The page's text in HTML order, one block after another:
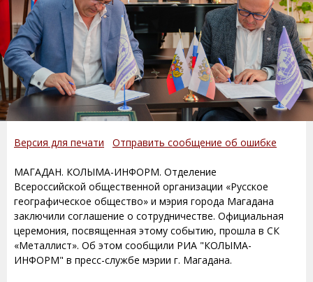
Версия для печати Отправить сообщение об ошибке
МАГАДАН. КОЛЫМА-ИНФОРМ. Отделение
Всероссийской общественной организации «Русское
географическое общество» и мэрия города Магадана
заключили соглашение о сотрудничестве. Официальная
церемония, посвященная этому событию, прошла в СК
«Металлист». Об этом сообщили РИА "КОЛЫМА-
ИНФОРМ" в пресс-службе мэрии г. Магадана.